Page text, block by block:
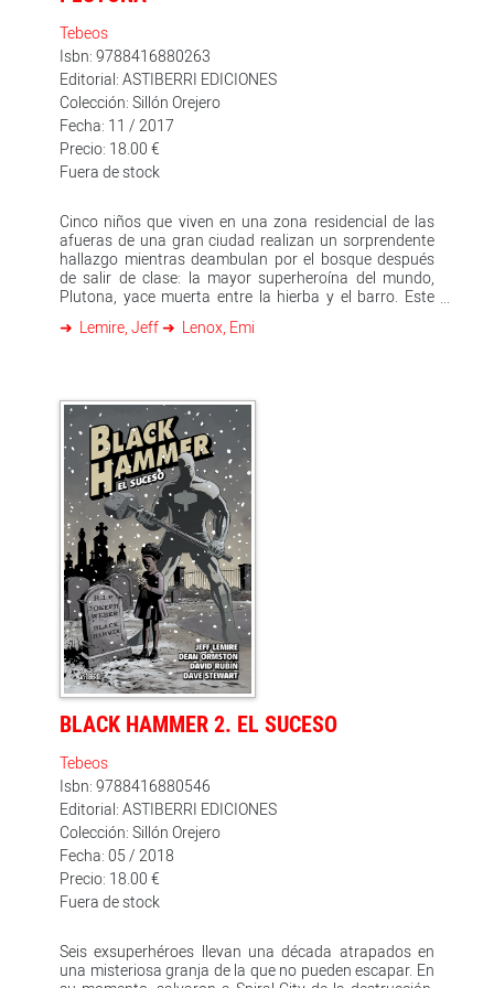
Tebeos
Isbn: 9788416880263
Editorial: ASTIBERRI EDICIONES
Colección: Sillón Orejero
Fecha: 11 / 2017
Precio: 18.00 €
Fuera de stock
Cinco niños que viven en una zona residencial de las
afueras de una gran ciudad realizan un sorprendente
hallazgo mientras deambulan por el bosque después
de salir de clase: la mayor superheroína del mundo,
Plutona, yace muerta entre la hierba y el barro. Este
amenaza con romper su amistad y poner en peligro
de hacerse adulto. Una historia amarga, conmovedora
y profunda narrada con la maestría de uno de los
guionistas estadounidenses más importantes del
momento. Los derechos cinematográficos de Plutona
han sido adquiridos por Waypoint Entertainment.
Lemire, Jeff Lenox, Emi
BLACK HAMMER 2. EL SUCESO
Tebeos
Isbn: 9788416880546
Editorial: ASTIBERRI EDICIONES
Colección: Sillón Orejero
Fecha: 05 / 2018
Precio: 18.00 €
Fuera de stock
Seis exsuperhéroes llevan una década atrapados en
una misteriosa granja de la que no pueden escapar. En